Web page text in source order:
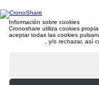
Información sobre cookies
Cronoshare utiliza cookies
aceptar todas las cookies
, y/o rechazar, así